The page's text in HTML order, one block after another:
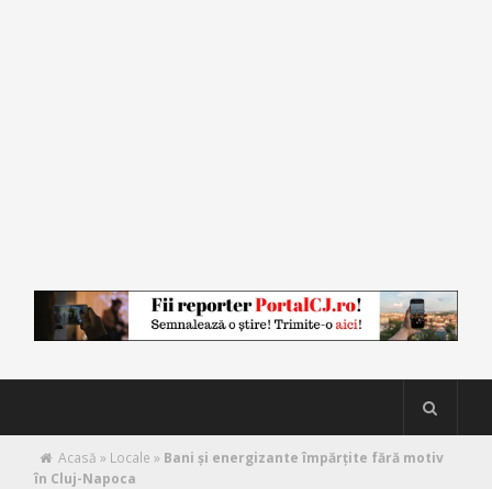
Acasă » Locale » Bani și energizante împărțite fără motiv
în Cluj-Napoca